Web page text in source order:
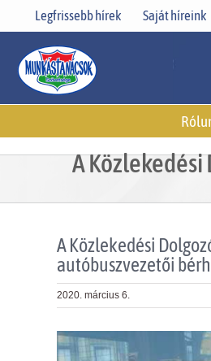
Legfrissebb hírek Saját híreink
A
A Közlekedési
autóbuszvezetői
2020. március 6.
View
Larger